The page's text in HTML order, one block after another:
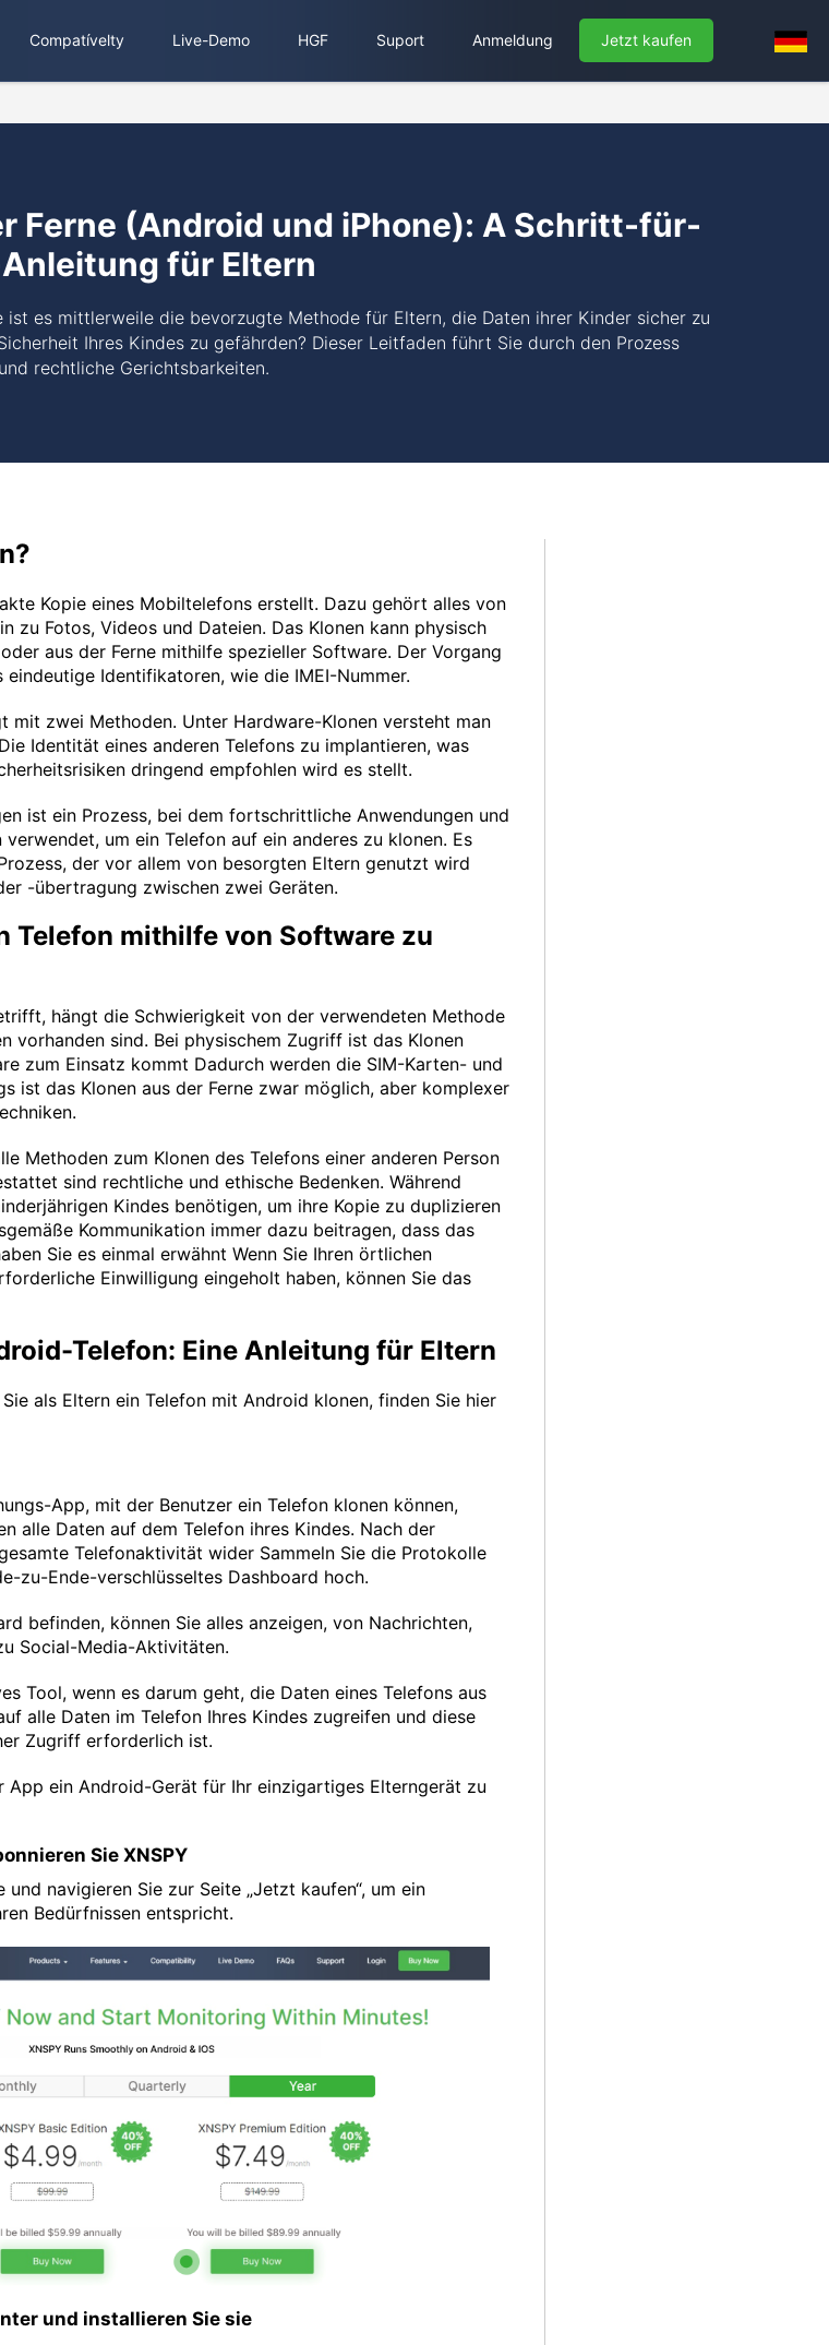
Compatívelty Live-Demo HGF Suport Anmeldung Jetzt kaufen
Ferne (Android und iPhone): A Schritt-für-
für Eltern
es mittlerweile die bevorzugte Methode für Eltern, die Daten ihrer Kinder sicher zu
Ihres Kindes zu gefährden? Dieser Leitfaden führt Sie durch den Prozess
rechtliche Gerichtsbarkeiten.
Kopie eines Mobiltelefons erstellt. Dazu gehört alles von
zu Fotos, Videos und Dateien. Das Klonen kann physisch
aus der Ferne mithilfe spezieller Software. Der Vorgang
Identifikatoren, wie die IMEI-Nummer.
mit zwei Methoden. Unter Hardware-Klonen versteht man
Identität eines anderen Telefons zu implantieren, was
dringend empfohlen wird es stellt.
ist ein Prozess, bei dem fortschrittliche Anwendungen und
um ein Telefon auf ein anderes zu klonen. Es
der vor allem von besorgten Eltern genutzt wird
-übertragung zwischen zwei Geräten.
Telefon mithilfe von Software zu
hängt die Schwierigkeit von der verwendeten Methode
vorhanden sind. Bei physischem Zugriff ist das Klonen
zum Einsatz kommt Dadurch werden die SIM-Karten- und
ist das Klonen aus der Ferne zwar möglich, aber komplexer
Methoden zum Klonen des Telefons einer anderen Person
sind rechtliche und ethische Bedenken. Während
Kindes benötigen, um ihre Kopie zu duplizieren
Kommunikation immer dazu beitragen, dass das
Sie es einmal erwähnt Wenn Sie Ihren örtlichen
Einwilligung eingeholt haben, können Sie das
Telefon: Eine Anleitung für Eltern
als Eltern ein Telefon mit Android klonen, finden Sie hier
App, mit der Benutzer ein Telefon klonen können,
alle Daten auf dem Telefon ihres Kindes. Nach der
Telefonaktivität wider Sammeln Sie die Protokolle
zu-Ende-verschlüsseltes Dashboard hoch.
befinden, können Sie alles anzeigen, von Nachrichten,
Social-Media-Aktivitäten.
Tool, wenn es darum geht, die Daten eines Telefons aus
alle Daten im Telefon Ihres Kindes zugreifen und diese
Zugriff erforderlich ist.
App ein Android-Gerät für Ihr einzigartiges Elterngerät zu
Sie XNSPY
und navigieren Sie zur Seite „Jetzt kaufen“, um ein
Bedürfnissen entspricht.
und installieren Sie sie